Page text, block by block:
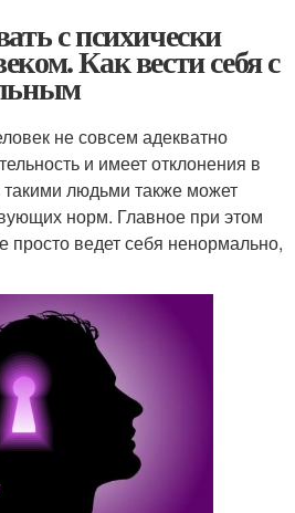
с психически
Как вести себя с
не совсем адекватно
и имеет отклонения в
людьми также может
норм. Главное при этом
просто ведет себя ненормально,